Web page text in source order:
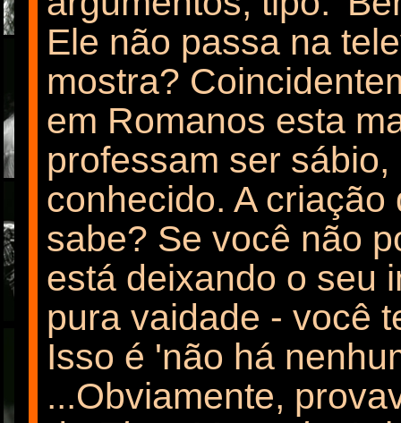
Ele não passa na
mostra?
em Romanos esta
professam ser
conhecido. A
sabe? Se você não
está deixando o seu
pura vaidade - você
Isso é 'não há
...Obviamente,